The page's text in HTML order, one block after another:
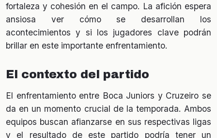
fortaleza y cohesión en el campo. La afición espera
ansiosa ver cómo se desarrollan los
acontecimientos y si los jugadores clave podrán
brillar en este importante enfrentamiento.
El contexto del partido
El enfrentamiento entre Boca Juniors y Cruzeiro se
da en un momento crucial de la temporada. Ambos
equipos buscan afianzarse en sus respectivas ligas
y el resultado de este partido podría tener un